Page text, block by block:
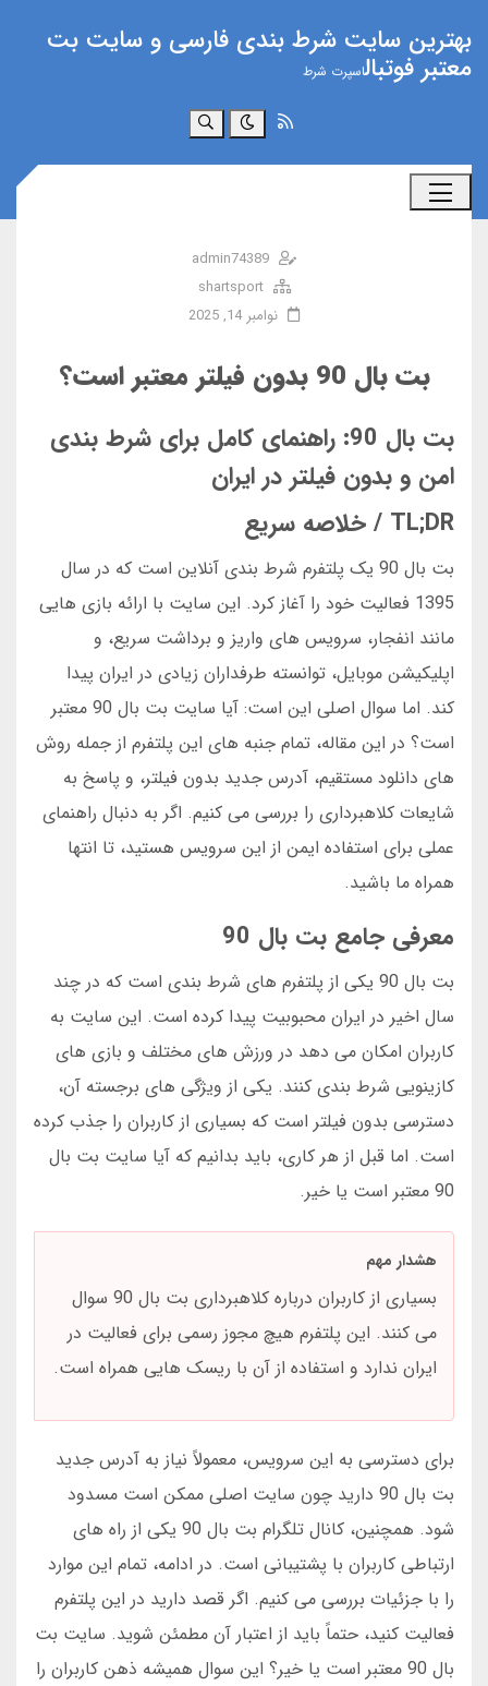
بهترین سایت شرط بندی فارسی و سایت بت
معتبر فوتبالاسپرت شرط
جستجو
admin74389
shartsport
نوامبر 14, 2025
بت بال 90 بدون فیلتر معتبر است؟
بت بال 90: راهنمای کامل برای شرط بندی
امن و بدون فیلتر در ایران
TL;DR / خلاصه سریع
بت بال 90 یک پلتفرم شرط بندی آنلاین است که در سال
1395 فعالیت خود را آغاز کرد. این سایت با ارائه بازی هایی
مانند انفجار، سرویس های واریز و برداشت سریع، و
اپلیکیشن موبایل، توانسته طرفداران زیادی در ایران پیدا
کند. اما سوال اصلی این است: آیا سایت بت بال 90 معتبر
است؟ در این مقاله، تمام جنبه های این پلتفرم از جمله روش
های دانلود مستقیم، آدرس جدید بدون فیلتر، و پاسخ به
شایعات کلاهبرداری را بررسی می کنیم. اگر به دنبال راهنمای
عملی برای استفاده ایمن از این سرویس هستید، تا انتها
همراه ما باشید.
معرفی جامع بت بال 90
بت بال 90 یکی از پلتفرم های شرط بندی است که در چند
سال اخیر در ایران محبوبیت پیدا کرده است. این سایت به
کاربران امکان می دهد در ورزش های مختلف و بازی های
کازینویی شرط بندی کنند. یکی از ویژگی های برجسته آن،
دسترسی بدون فیلتر است که بسیاری از کاربران را جذب کرده
است. اما قبل از هر کاری، باید بدانیم که آیا سایت بت بال
90 معتبر است یا خیر.
هشدار مهم
بسیاری از کاربران درباره کلاهبرداری بت بال 90 سوال
می کنند. این پلتفرم هیچ مجوز رسمی برای فعالیت در
ایران ندارد و استفاده از آن با ریسک هایی همراه است.
برای دسترسی به این سرویس، معمولاً نیاز به آدرس جدید
بت بال 90 دارید چون سایت اصلی ممکن است مسدود
شود. همچنین، کانال تلگرام بت بال 90 یکی از راه های
ارتباطی کاربران با پشتیبانی است. در ادامه، تمام این موارد
را با جزئیات بررسی می کنیم. اگر قصد دارید در این پلتفرم
فعالیت کنید، حتماً باید از اعتبار آن مطمئن شوید. سایت بت
بال 90 معتبر است یا خیر؟ این سوال همیشه ذهن کاربران را